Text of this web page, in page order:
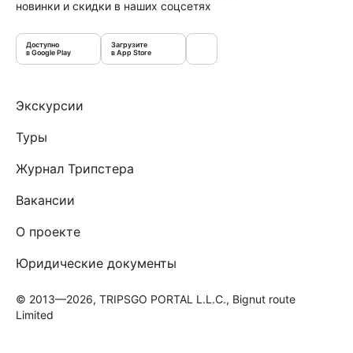
новинки и скидки в наших соцсетях
Доступно
в Google Play
Загрузите
в App Store
Экскурсии
Туры
Журнал Трипстера
Вакансии
О проекте
Юридические документы
© 2013—2026, TRIPSGO PORTAL L.L.C., Bignut route
Limited